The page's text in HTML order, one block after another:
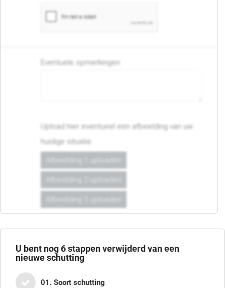
Eventuele opmerkingen
Upload hier eventueel een afbeelding van uw
huidige situatie
U bent nog6stappen verwijderd van een
nieuwe schutting
01. Soort schutting